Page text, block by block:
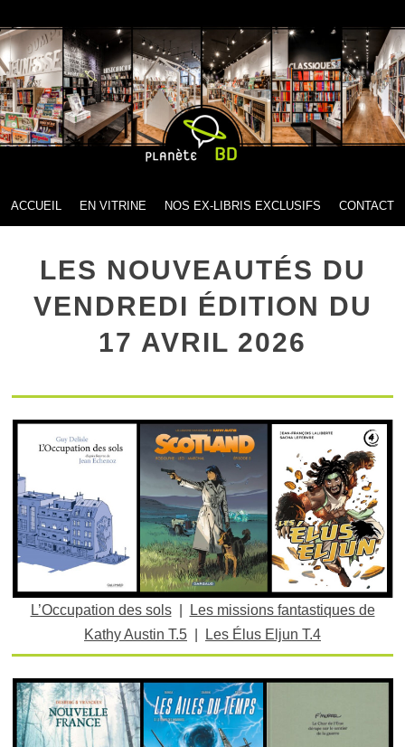
MENU
SKIP TO CONTENT
ACCUEIL EN VITRINE NOS EX-LIBRIS EXCLUSIFS CONTACT
LES NOUVEAUTÉS DU
VENDREDI ÉDITION DU
17 AVRIL 2026
L’Occupation des sols|
Les missions fantastiques de
Kathy Austin T.5
Les Élus Eljun T.4